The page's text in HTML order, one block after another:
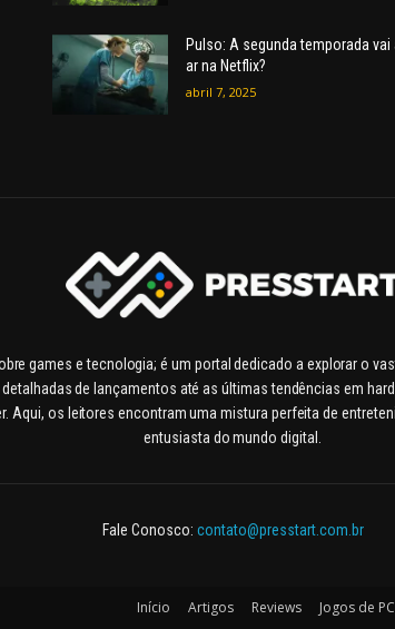
Pulso: A segunda temporada vai
ar na Netflix?
abril 7, 2025
games e tecnologia; é um portal dedicado a explorar o
de lançamentos até as últimas tendências em
Aqui, os leitores encontram uma mistura perfeita de
entusiasta do mundo digital.
Fale Conosco: contato@presstart.com.br
Início Artigos Reviews Jogos de PC